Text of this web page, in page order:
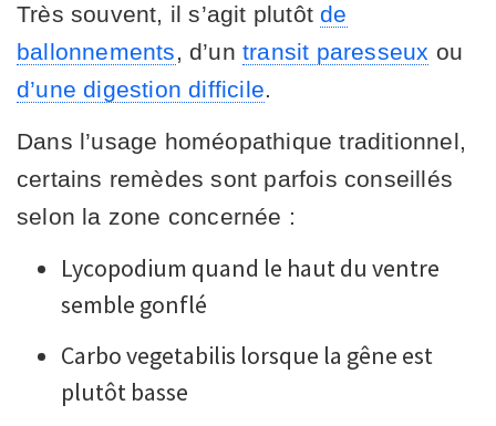
Très souvent, il s’agit plutôtde
ballonnements, d’untransit paresseux ou
d’une digestion difficile.
Dans l’usage homéopathique traditionnel,
certains remèdes sont parfois conseillés
selon la zone concernée :
Lycopodium quand le haut du ventre
semble gonflé
Carbo vegetabilis lorsque la gêne est
plutôt basse